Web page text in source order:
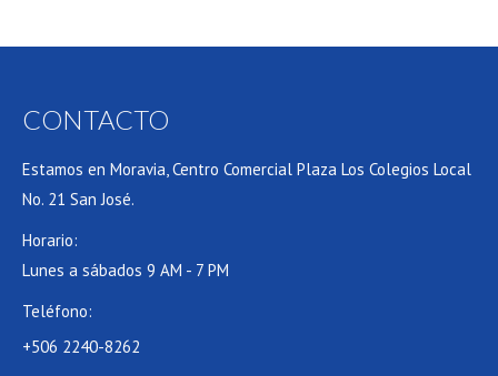
CONTACTO
Estamos en Moravia, Centro Comercial Plaza Los Colegios Local
No. 21 San José.
Horario:
Lunes a sábados 9 AM - 7 PM
Teléfono:
+506 2240-8262